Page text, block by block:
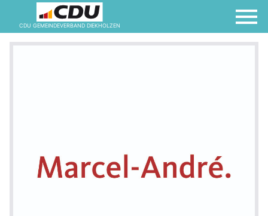
CDU GEMEINDEVERBAND DIEKHOLZEN